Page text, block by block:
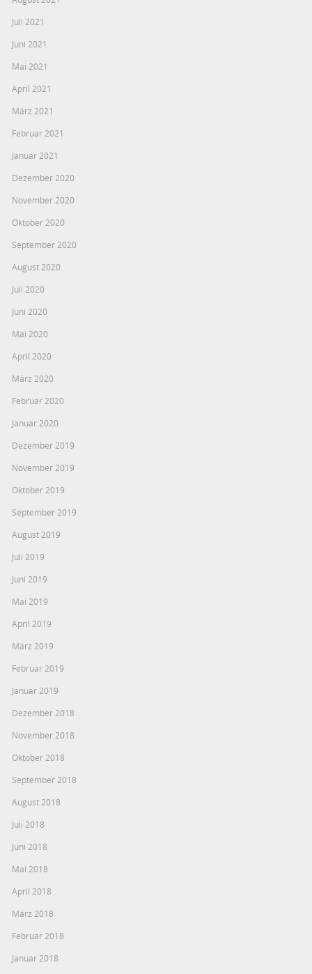
Juli 2021
Juni 2021
Mai 2021
April 2021
März 2021
Februar 2021
Januar 2021
Dezember 2020
November 2020
Oktober 2020
September 2020
August 2020
Juli 2020
Juni 2020
Mai 2020
April 2020
März 2020
Februar 2020
Januar 2020
Dezember 2019
November 2019
Oktober 2019
September 2019
August 2019
Juli 2019
Juni 2019
Mai 2019
April 2019
März 2019
Februar 2019
Januar 2019
Dezember 2018
November 2018
Oktober 2018
September 2018
August 2018
Juli 2018
Juni 2018
Mai 2018
April 2018
März 2018
Februar 2018
Januar 2018